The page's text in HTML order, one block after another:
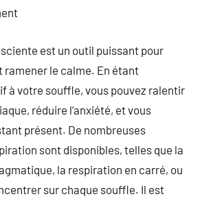
est un outil puissant pour
ramener le calme. En étant
à votre souffle, vous pouvez ralentir
réduire l’anxiété, et vous
présent. De nombreuses
sont disponibles, telles que la
la respiration en carré, ou
sur chaque souffle. Il est